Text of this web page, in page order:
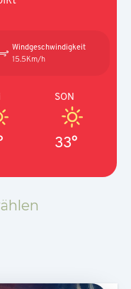
Windgeschwindigkeit
15.5Km/h
SON
33°